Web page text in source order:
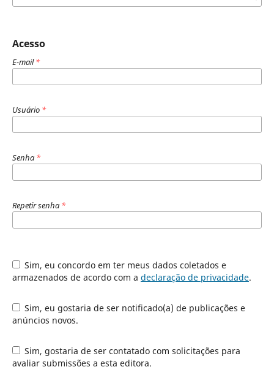
Acesso
E-mail*
Usuário *
Senha *
Repetir senha *
Sim, eu concordo em ter meus dados coletados e
armazenados de acordo com a declaração de privacidade.
Sim, eu gostaria de ser notificado(a) de publicações e
anúncios novos.
Sim, gostaria de ser contatado com solicitações para
avaliar submissões a esta editora.